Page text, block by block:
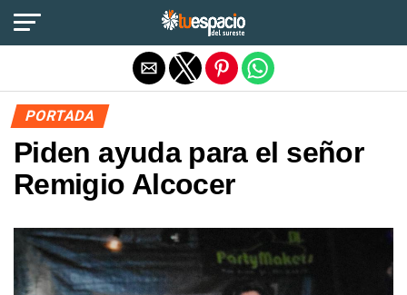
PORTADA
Piden ayuda para el señor
Remigio Alcocer
Salir de la versión móvil